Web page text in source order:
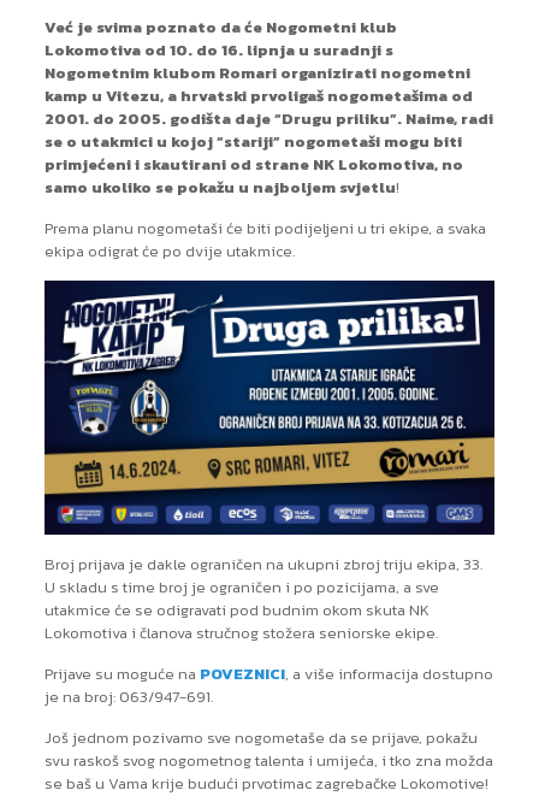
Već je svima poznato da će Nogometni klub
Lokomotiva od 10. do 16. lipnja u suradnji s
Nogometnim klubom Romari organizirati nogometni
kamp u Vitezu, a hrvatski prvoligaš nogometašima od
2001. do 2005. godišta daje “Drugu priliku”. Naime, radi
se o utakmici u kojoj “stariji” nogometaši mogu biti
primjećeni i skautirani od strane NK Lokomotiva, no
samo ukoliko se pokažu u najboljem svjetlu!
Prema planu nogometaši će biti podijeljeni u tri ekipe, a svaka
ekipa odigrat će po dvije utakmice.
Broj prijava je dakle ograničen na ukupni zbroj triju ekipa, 33.
U skladu s time broj je ograničen i po pozicijama, a sve
utakmice će se odigravati pod budnim okom skuta NK
Lokomotiva i članova stručnog stožera seniorske ekipe.
Prijave su moguće na POVEZNICI, a više informacija dostupno
je na broj: 063/947-691.
Još jednom pozivamo sve nogometaše da se prijave, pokažu
svu raskoš svog nogometnog talenta i umijeća, i tko zna možda
se baš u Vama krije budući prvotimac zagrebačke Lokomotive!